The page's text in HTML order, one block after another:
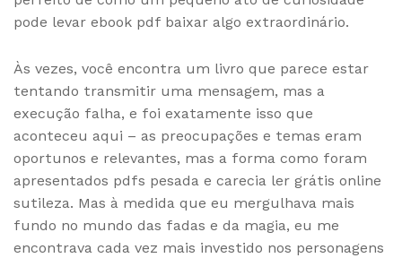
pode levar ebook pdf baixar algo extraordinário.
Às vezes, você encontra um livro que parece estar
tentando transmitir uma mensagem, mas a
execução falha, e foi exatamente isso que
aconteceu aqui – as preocupações e temas eram
oportunos e relevantes, mas a forma como foram
apresentados pdfs pesada e carecia ler grátis online
sutileza. Mas à medida que eu mergulhava mais
fundo no mundo das fadas e da magia, eu me
encontrava cada vez mais investido nos personagens